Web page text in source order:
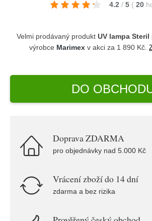
4.2 / 5 ( 20
Velmi prodávaný produkt UV lampa Steril
výrobce Marimex v akci za 1 890 Kč.
DO
Doprava ZDARMA
pro objednávky nad 5.000 Kč
Vrácení zboží do 14 dní
zdarma a bez rizika